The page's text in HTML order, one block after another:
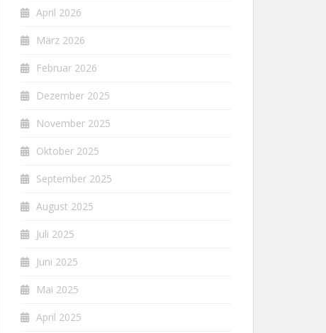
April 2026
März 2026
Februar 2026
Dezember 2025
November 2025
Oktober 2025
September 2025
August 2025
Juli 2025
Juni 2025
Mai 2025
April 2025